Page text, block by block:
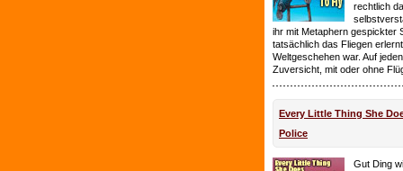
rechtlich
ihr mit Metaphern gespickter
tatsächlich das Fliegen
Weltgeschehen war. Auf
Zuversicht, mit oder ohne
Every Little Thing She
Police
Gut Ding